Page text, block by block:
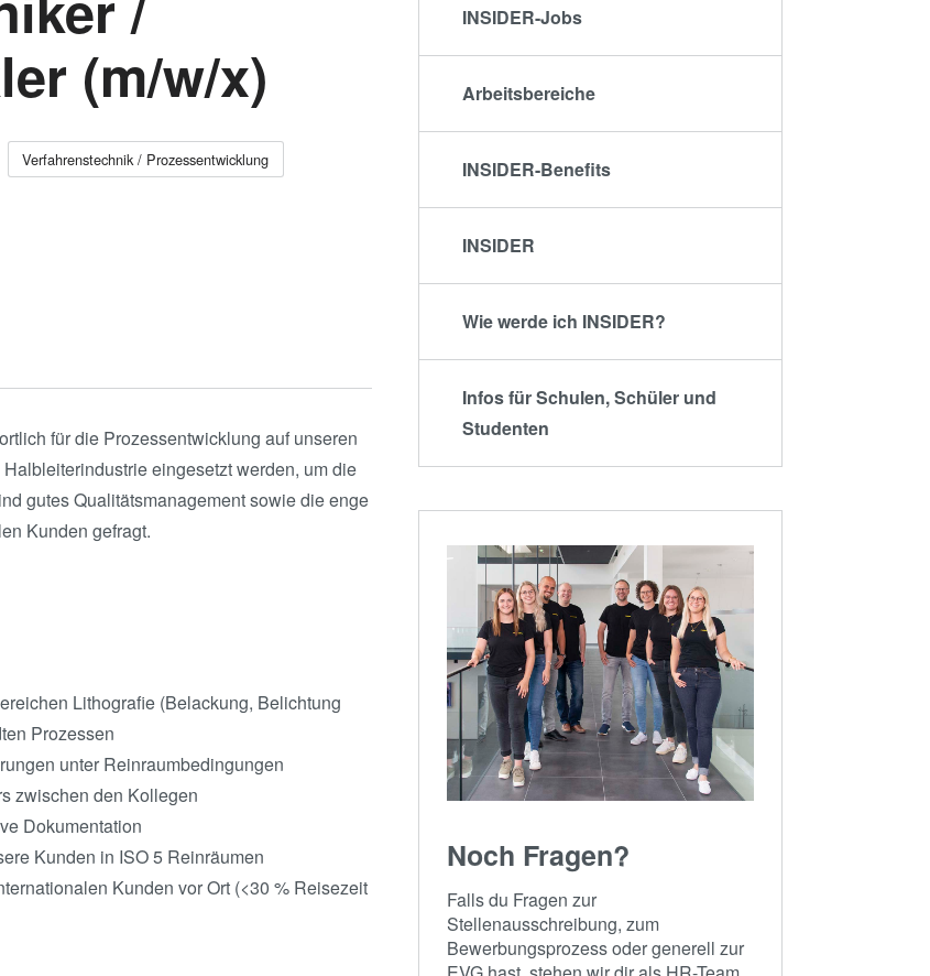
Phase (TLP) Bonden
and Hybrid Bonding
Metrologie
(m/w/x)
Verfahrenstechnik / Prozessentwicklung
für die Prozessentwicklung auf unseren
eingesetzt werden, um die
gutes Qualitätsmanagement sowie die enge
Kunden gefragt.
Lithografie (Belackung, Belichtung
Prozessen
unter Reinraumbedingungen
zwischen den Kollegen
Dokumentation
Kunden in ISO 5 Reinräumen
Kunden vor Ort (<30 % Reisezeit
INSIDER-Jobs
Arbeitsbereiche
INSIDER-Benefits
INSIDER
Wie werde ich INSIDER?
Infos für Schulen, Schüler und
Studenten
Noch Fragen?
Falls du Fragen zur
Stellenausschreibung, zum
Bewerbungsprozess oder generell zur